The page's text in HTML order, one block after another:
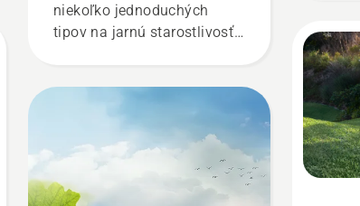
niekoľko jednoduchých
tipov na jarnú starostlivosť
rásť. Nalaďte sa na tú
správnu nôtu a najprv si
pozrite naše najdôležitejšie
rady na udržanie zdravého a